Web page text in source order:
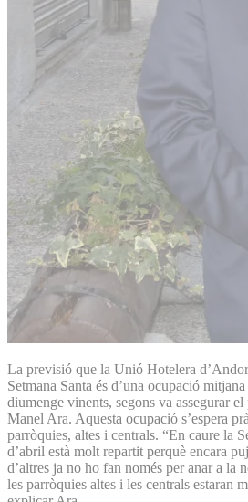
La previsió que la Unió Hotelera
Setmana Santa és d’una ocupació
diumenge vinents, segons va assegurar
Manel Ara. Aquesta ocupació s’espera
parròquies, altes i centrals. “En caure la
d’abril està molt repartit perquè encara
d’altres ja no ho fan només per anar a la
les parròquies altes i les centrals estaran